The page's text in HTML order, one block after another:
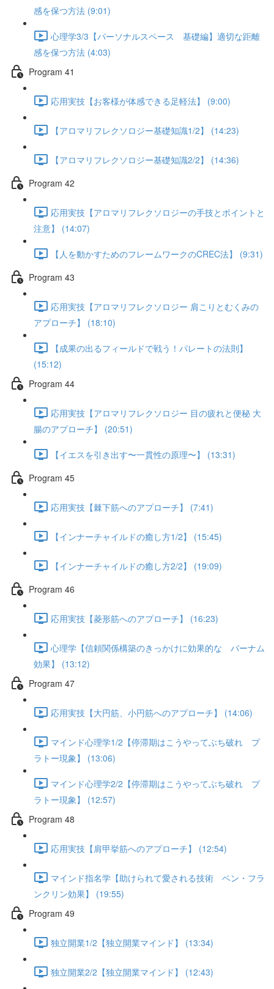
感を保つ方法 (9:01)
心理学3/3【パーソナルスペース 基礎編】適切な距離
感を保つ方法 (4:03)
Program 41
応用実技【お客様が体感できる足軽法】 (9:00)
【アロマリフレクソロジー基礎知識1/2】 (14:23)
【アロマリフレクソロジー基礎知識2/2】 (14:36)
Program 42
応用実技【アロマリフレクソロジーの手技とポイントと
注意】 (14:07)
【人を動かすためのフレームワークのCREC法】 (9:31)
Program 43
応用実技【アロマリフレクソロジー 肩こりとむくみの
アプローチ】 (18:10)
【成果の出るフィールドで戦う！パレートの法則】
(15:12)
Program 44
応用実技【アロマリフレクソロジー 目の疲れと便秘 大
腸のアプローチ】 (20:51)
【イエスを引き出す〜一貫性の原理〜】 (13:31)
Program 45
応用実技【棘下筋へのアプローチ】 (7:41)
【インナーチャイルドの癒し方1/2】 (15:45)
【インナーチャイルドの癒し方2/2】 (19:09)
Program 46
応用実技【菱形筋へのアプローチ】 (16:23)
心理学【信頼関係構築のきっかけに効果的な バーナム
効果】 (13:12)
Program 47
応用実技【大円筋、小円筋へのアプローチ】 (14:06)
マインド心理学1/2【停滞期はこうやってぶち破れ プ
ラトー現象】 (13:06)
マインド心理学2/2【停滞期はこうやってぶち破れ プ
ラトー現象】 (12:57)
Program 48
応用実技【肩甲挙筋へのアプローチ】 (12:54)
マインド指名学【助けられて愛される技術 ベン・フラ
ンクリン効果】 (19:55)
Program 49
独立開業1/2【独立開業マインド】 (13:34)
独立開業2/2【独立開業マインド】 (12:43)